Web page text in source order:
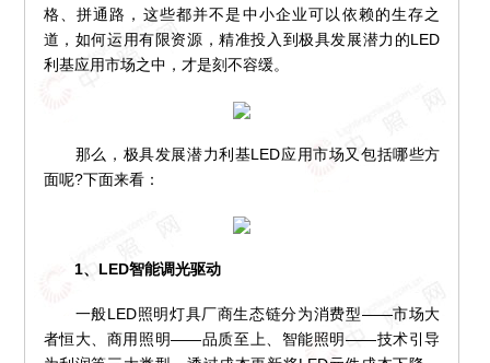
格、拼通路，这些都并不是中小企业可以依赖的生存之
道，如何运用有限资源，精准投入到极具发展潜力的LED
利基应用市场之中，才是刻不容缓。
那么，极具发展潜力利基LED应用市场又包括哪些方
面呢?下面来看：
1、LED智能调光驱动
一般LED照明灯具厂商生态链分为消费型——市场大
者恒大、商用照明——品质至上、智能照明——技术引导